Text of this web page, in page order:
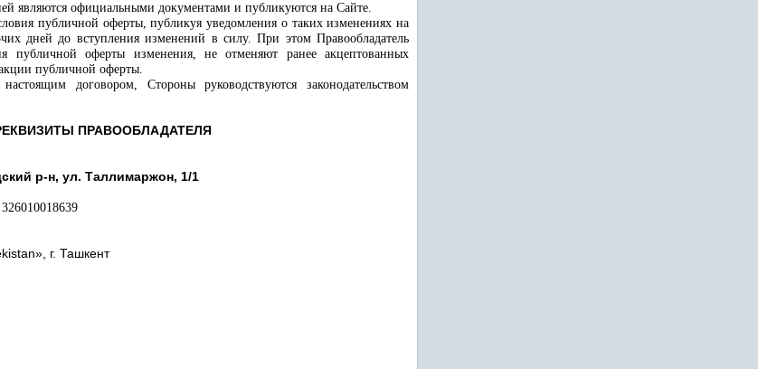
являются официальными документами и публикуются на Сайте.
публичной оферты, публикуя уведомления о таких изменениях на
дней до вступления изменений в силу. При этом Правообладатель
публичной оферты изменения, не отменяют ранее акцептованных
публичной оферты.
договором, Стороны руководствуются законодательством
ПРАВООБЛАДАТЕЛЯ
р-н, ул. Таллимаржон, 1/1
», г. Ташкент